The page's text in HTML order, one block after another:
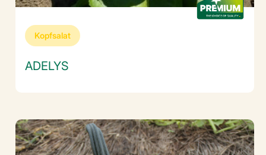
Kopfsalat
ADELYS